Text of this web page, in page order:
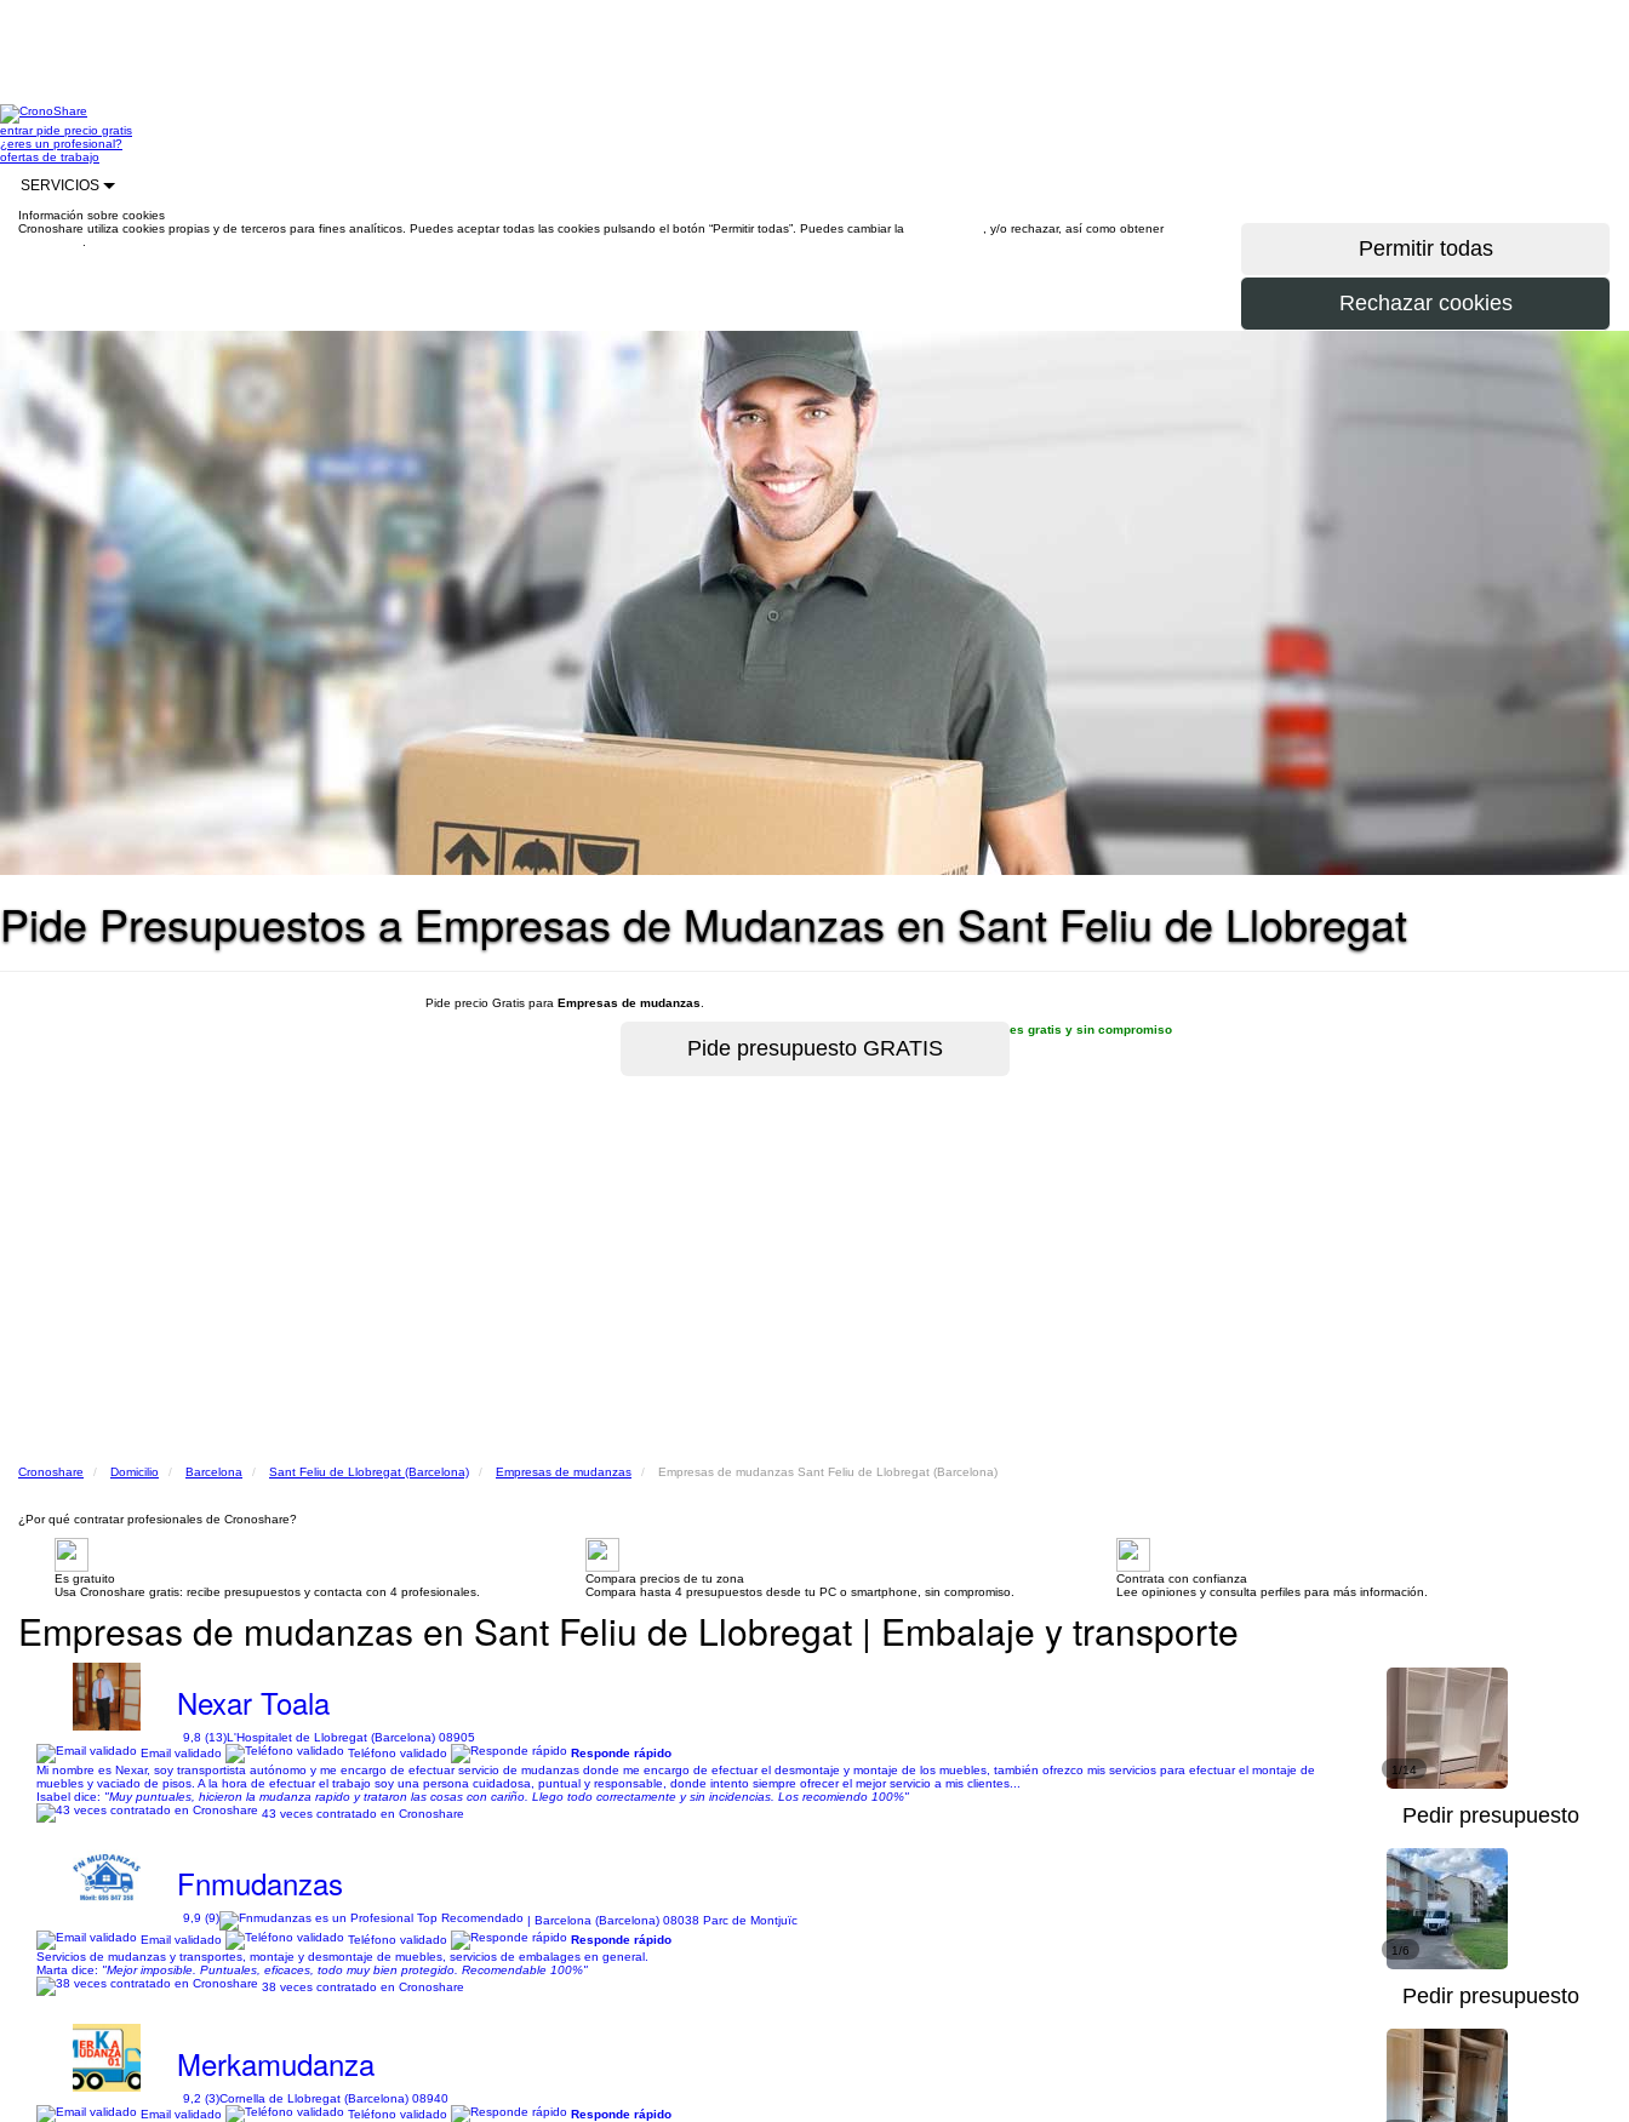
entrarpide precio gratis
¿eres un profesional?
ofertas de trabajo
SERVICIOS
Información sobre cookies
Cronoshare utiliza cookies propias y de terceros para fines analíticos. Puedes aceptar todas las cookies pulsando el botón “Permitir todas”. Puedes cambiar la
, y/o rechazar, así como obtener
Pide Presupuestos a Empresas de Mudanzas en Sant Feliu de Llobregat
Pide precio Gratis para Empresas de mudanzas
es gratis y sin compromiso
Cronoshare Domicilio Barcelona Sant Feliu de Llobregat (Barcelona) Empresas de mudanzas Empresas de mudanzas Sant Feliu de Llobregat (Barcelona)
¿Por qué contratar profesionales de Cronoshare?
Es gratuito
Usa Cronoshare gratis: recibe presupuestos y contacta con 4 profesionales.
Compara precios de tu zona
Compara hasta 4 presupuestos desde tu PC o smartphone, sin compromiso.
Contrata con confianza
Lee opiniones y consulta perfiles para más información.
Empresas de mudanzas en Sant Feliu de Llobregat | Embalaje y transporte
Nexar Toala
9,8 (13)L'Hospitalet de Llobregat (Barcelona) 08905
Email validado
Teléfono validado
Responde rápido
Mi nombre es Nexar, soy transportista autónomo y me encargo de efectuar servicio de mudanzas donde me encargo de efectuar el desmontaje y montaje de los muebles, también ofrezco mis servicios para efectuar el montaje de
muebles y vaciado de pisos. A la hora de efectuar el trabajo soy una persona cuidadosa, puntual y responsable, donde intento siempre ofrecer el mejor servicio a mis clientes...
Isabel dice: "Muy puntuales, hicieron la mudanza rapido y trataron las cosas con cariño. Llego todo correctamente y sin incidencias. Los recomiendo 100%"
43 veces contratado en Cronoshare
1/14
Pedir presupuesto
Fnmudanzas
9,9 (9)
| Barcelona (Barcelona) 08038 Parc de Montjuïc
Email validado
Teléfono validado
Responde rápido
Servicios de mudanzas y transportes, montaje y desmontaje de muebles, servicios de embalages en general.
Marta dice: "Mejor imposible. Puntuales, eficaces, todo muy bien protegido. Recomendable 100%"
38 veces contratado en Cronoshare
1/6
Pedir presupuesto
Merkamudanza
9,2 (3)Cornella de Llobregat (Barcelona) 08940
Email validado
Teléfono validado
Responde rápido